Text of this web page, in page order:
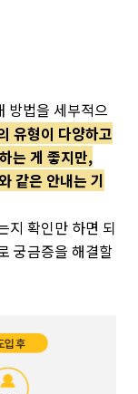
방법을 세부적으
유형이 다양하고
는 게 좋지만,
같은 안내는 기
지 확인만 하면 되
궁금증을 해결할